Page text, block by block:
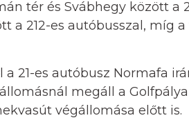
tér és Svábhegy között a
a 212-es autóbusszal, míg
21-es autóbusz Normafa
megáll a
végállomása előtt is.